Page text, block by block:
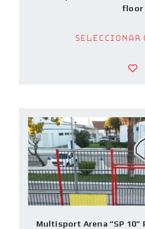
floor
Seleccionar
Multisport Arena “SP